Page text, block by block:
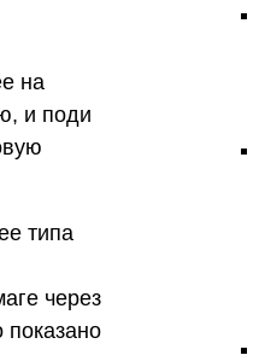
на
и поди
типа
через
показано